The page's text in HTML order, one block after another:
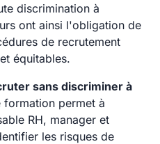
discrimination à
ont ainsi l'obligation de
de recrutement
équitables.
sans discriminer à
permet à
RH, manager et
les risques de